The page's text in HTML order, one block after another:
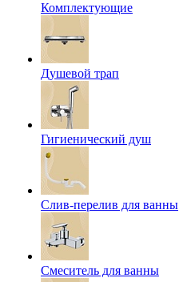
Комплектующие
Душевой трап
Гигиенический душ
Слив-перелив для ванны
Смеситель для ванны